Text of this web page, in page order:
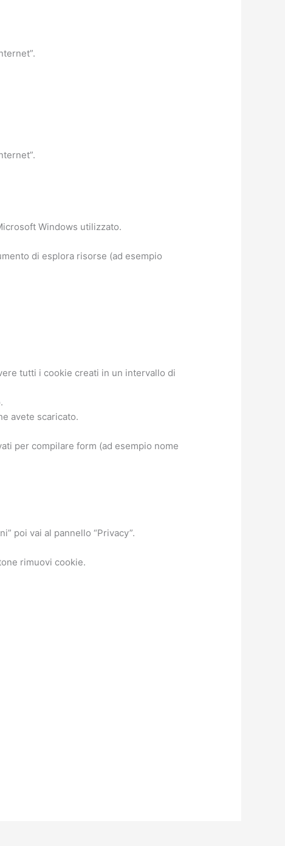
Windows utilizzato.
di esplora risorse (ad esempio
tutti i cookie creati in un intervallo di
avete scaricato.
per compilare form (ad esempio nome
poi vai al pannello “Privacy”.
rimuovi cookie.